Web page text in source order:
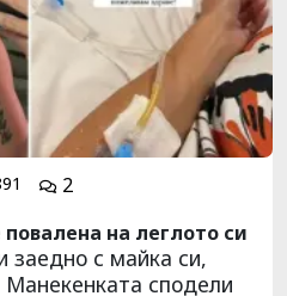
2
на леглото си
заедно с майка си,
сподели